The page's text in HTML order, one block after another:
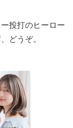
投打のヒーロー
どうぞ。